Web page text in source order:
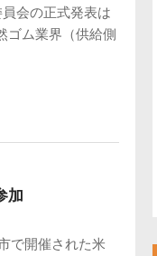
会の正式発表は
ム業界（供給側
加
で開催された米